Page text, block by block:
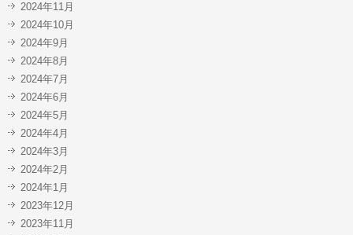
2024年11月
2024年10月
2024年9月
2024年8月
2024年7月
2024年6月
2024年5月
2024年4月
2024年3月
2024年2月
2024年1月
2023年12月
2023年11月